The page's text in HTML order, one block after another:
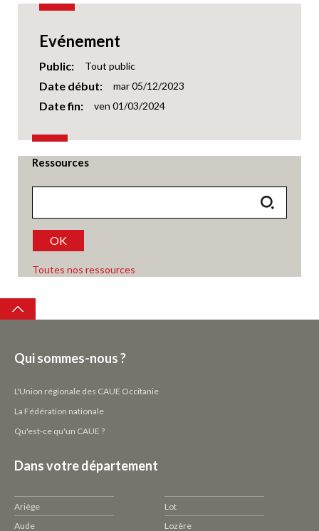
Evénement
Public Tout public
Date début mar 05/12/2023
Date fin ven 01/03/2024
Ressources
OK
Toutes nos ressources
Top
Qui sommes-nous ?
L'Union régionale des CAUE Occitanie
La Fédération nationale
Qu'est-ce qu'un CAUE ?
Dans votre département
Ariège
Aude
Lot
Lozère